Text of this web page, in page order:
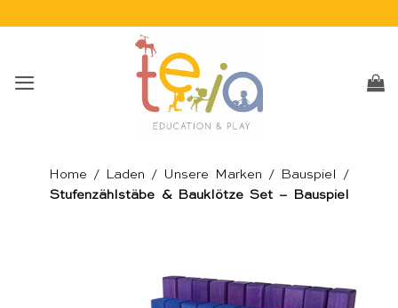
Home / Laden / Unsere Marken / Bauspiel
/
Stufenzählstäbe & Bauklötze Set – Bauspiel